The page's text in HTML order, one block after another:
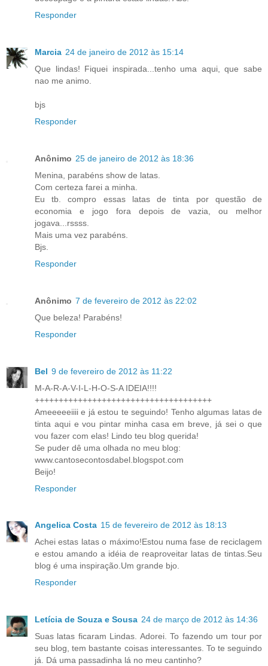
Responder
Marcia 24 de janeiro de 2012 às 15:14
Que lindas! Fiquei inspirada...tenho uma aqui, que sabe
nao me animo.
bjs
Responder
Anônimo 25 de janeiro de 2012 às 18:36
Menina, parabéns show de latas.
Com certeza farei a minha.
Eu tb. compro essas latas de tinta por questão de
economia e jogo fora depois de vazia, ou melhor
jogava...rssss.
Mais uma vez parabéns.
Bjs.
Responder
Anônimo 7 de fevereiro de 2012 às 22:02
Que beleza! Parabéns!
Responder
Bel 9 de fevereiro de 2012 às 11:22
M-A-R-A-V-I-L-H-O-S-A IDEIA!!!!
+++++++++++++++++++++++++++++++++++++
Ameeeeeiiii e já estou te seguindo! Tenho algumas latas de
tinta aqui e vou pintar minha casa em breve, já sei o que
vou fazer com elas! Lindo teu blog querida!
Se puder dê uma olhada no meu blog:
www.cantosecontosdabel.blogspot.com
Beijo!
Responder
Angelica Costa 15 de fevereiro de 2012 às 18:13
Achei estas latas o máximo!Estou numa fase de reciclagem
e estou amando a idéia de reaproveitar latas de tintas.Seu
blog é uma inspiração.Um grande bjo.
Responder
Letícia de Souza e Sousa 24 de março de 2012 às 14:36
Suas latas ficaram Lindas. Adorei. To fazendo um tour por
seu blog, tem bastante coisas interessantes. To te seguindo
já. Dá uma passadinha lá no meu cantinho?